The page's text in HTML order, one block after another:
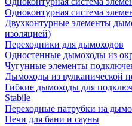
Одноконтурная система
Двухконтурные элементы
изоляцией)
Переходники для дымоходов
Одностенные дымоходы из
Чугунные элементы
Дымоходы из вулканической
Гибкие дымоходы для
Stabile
Переходные патрубки на
Печи для бани и сауны